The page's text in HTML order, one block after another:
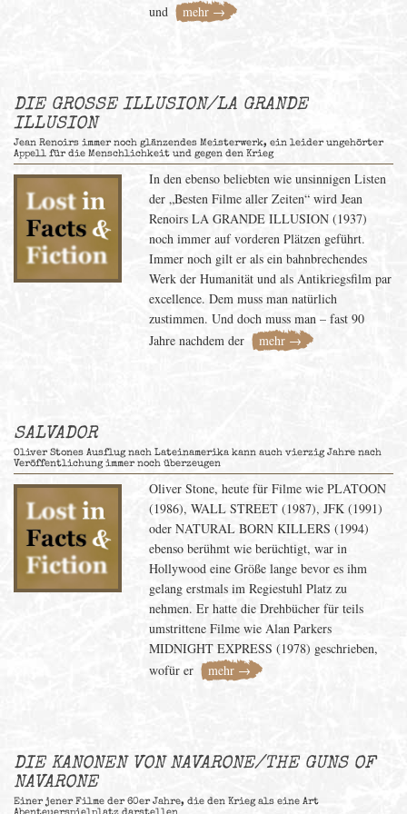
und mehr →
DIE GROSSE ILLUSION/LA GRANDE
ILLUSION
Jean Renoirs immer noch glänzendes Meisterwerk, ein leider ungehörter
Appell für die Menschlichkeit und gegen den Krieg
In den ebenso beliebten wie unsinnigen Listen
der „Besten Filme aller Zeiten“ wird Jean
Renoirs LA GRANDE ILLUSION (1937)
noch immer auf vorderen Plätzen geführt.
Immer noch gilt er als ein bahnbrechendes
Werk der Humanität und als Antikriegsfilm par
excellence. Dem muss man natürlich
zustimmen. Und doch muss man – fast 90
Jahre nachdem der
mehr →
SALVADOR
Oliver Stones Ausflug nach Lateinamerika kann auch vierzig Jahre nach
Veröffentlichung immer noch überzeugen
Oliver Stone, heute für Filme wie PLATOON
(1986), WALL STREET (1987), JFK (1991)
oder NATURAL BORN KILLERS (1994)
ebenso berühmt wie berüchtigt, war in
Hollywood eine Größe lange bevor es ihm
gelang erstmals im Regiestuhl Platz zu
nehmen. Er hatte die Drehbücher für teils
umstrittene Filme wie Alan Parkers
MIDNIGHT EXPRESS (1978) geschrieben,
wofür er
mehr →
DIE KANONEN VON NAVARONE/THE GUNS OF
NAVARONE
Einer jener Filme der 60er Jahre, die den Krieg als eine Art